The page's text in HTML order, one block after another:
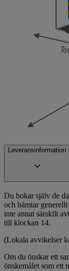
Leveransinformation
Du bokar själv de
och hämtar
inte annat särskilt
till klockan 14.
(Lokala avvikelser
Om du önskar ett
önskemålet som ett